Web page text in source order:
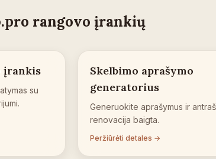
rangovo įrankių
įrankis
su
Skelbimo aprašymo
generatorius
Generuokite aprašymus ir
renovacija baigta.
Peržiūrėti detales →